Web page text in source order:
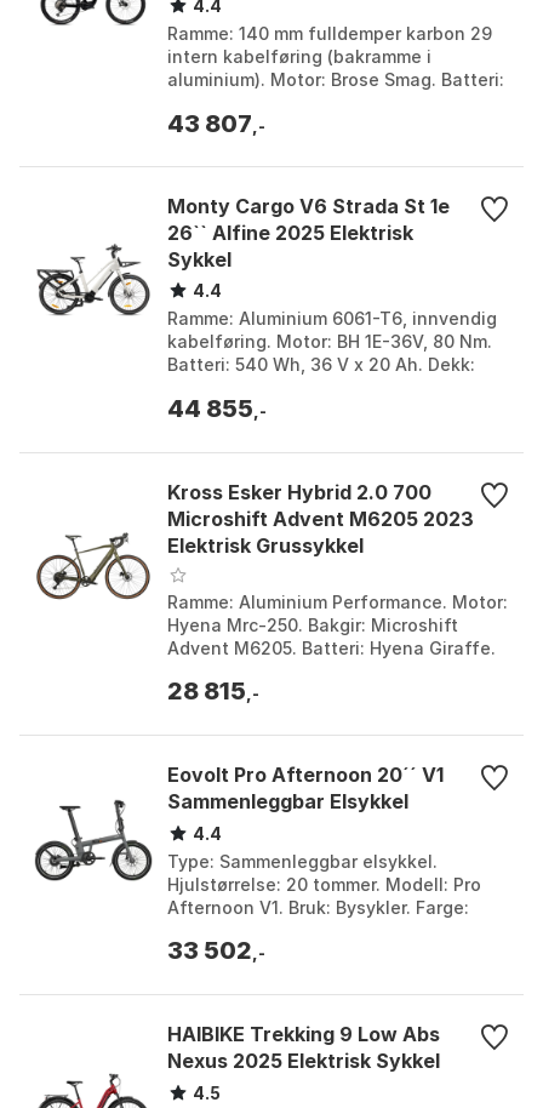
4.4
Ramme: 140 mm fulldemper karbon 29
intern kabelføring (bakramme i
aluminium). Motor: Brose Smag. Batteri:
12-delt, Girskif...
43 807 ,-
Monty Cargo V6 Strada St 1e
26`` Alfine 2025 Elektrisk
Sykkel
4.4
Ramme: Aluminium 6061-T6, innvendig
kabelføring. Motor: BH 1E-36V, 80 Nm.
Batteri: 540 Wh, 36 V x 20 Ah. Dekk:
Cobre / wh...
44 855 ,-
Kross Esker Hybrid 2.0 700
Microshift Advent M6205 2023
Elektrisk Grussykkel
Ramme: Aluminium Performance. Motor:
Hyena Mrc-250. Bakgir: Microshift
Advent M6205. Batteri: Hyena Giraffe.
2: 350Wh.
28 815 ,-
Eovolt Pro Afternoon 20´´ V1
Sammenleggbar Elsykkel
4.4
Type: Sammenleggbar elsykkel.
Hjulstørrelse: 20 tommer. Modell: Pro
Afternoon V1. Bruk: Bysykler. Farge:
33 502 ,-
HAIBIKE Trekking 9 Low Abs
Nexus 2025 Elektrisk Sykkel
4.5